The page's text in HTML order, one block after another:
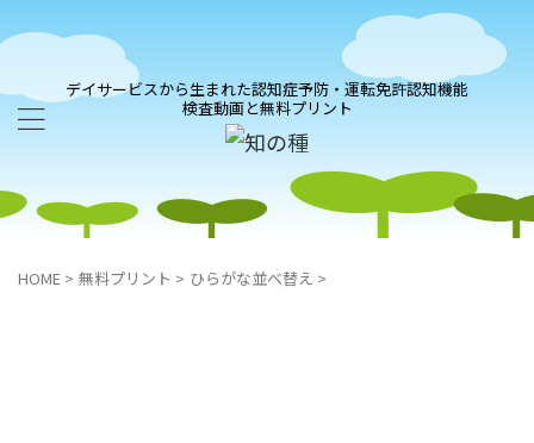
デイサービスから生まれた認知症予防・運転免許認知機能
検査動画と無料プリント
HOME > 無料プリント > ひらがな並べ替え >